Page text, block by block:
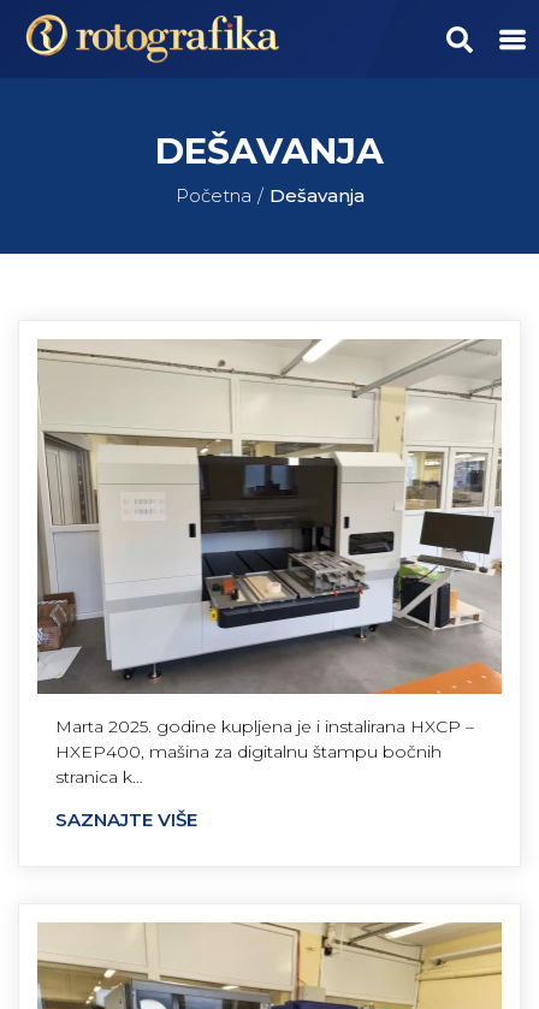
DEŠAVANJA
Početna Dešavanja
Marta 2025. godine kupljena je i instalirana HXCP –
HXEP400, mašina za digitalnu štampu bočnih
stranica k…
SAZNAJTE VIŠE